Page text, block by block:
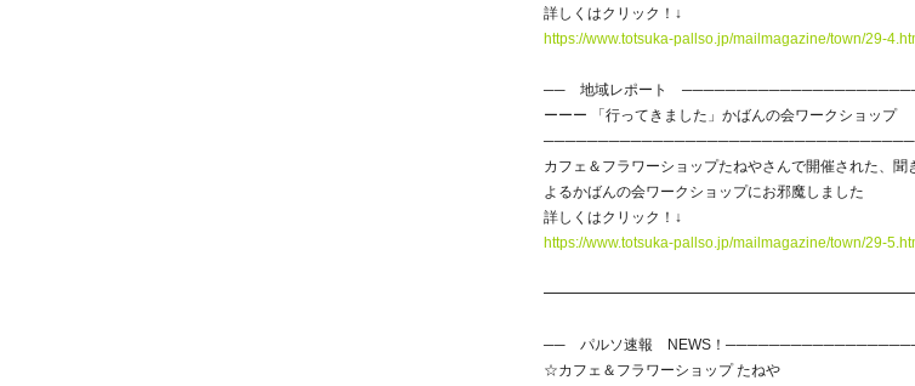
詳しくはクリック！↓
https://www.totsuka-pallso.jp/mailmagazine/town/29-
── 地域レポート
ーーー 「行ってきました」かばんの会ワークショップ
カフェ＆フラワーショップたねやさんで開催された、聞
よるかばんの会ワークショップにお邪魔しました
詳しくはクリック！↓
https://www.totsuka-pallso.jp/mailmagazine/town/29-
── パルソ速報 NEWS！
☆カフェ＆フラワーショップ たねや